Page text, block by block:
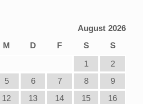
August 2026
M D F S
S
1
2
5 6 7 8
9
12 13 14 15
16